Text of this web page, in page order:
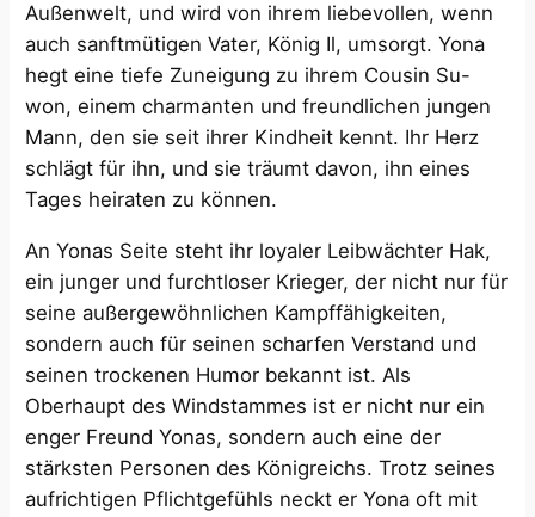
Außenwelt, und wird von ihrem liebevollen, wenn
auch sanftmütigen Vater, König Il, umsorgt. Yona
hegt eine tiefe Zuneigung zu ihrem Cousin Su-
won, einem charmanten und freundlichen jungen
Mann, den sie seit ihrer Kindheit kennt. Ihr Herz
schlägt für ihn, und sie träumt davon, ihn eines
Tages heiraten zu können.
An Yonas Seite steht ihr loyaler Leibwächter Hak,
ein junger und furchtloser Krieger, der nicht nur für
seine außergewöhnlichen Kampffähigkeiten,
sondern auch für seinen scharfen Verstand und
seinen trockenen Humor bekannt ist. Als
Oberhaupt des Windstammes ist er nicht nur ein
enger Freund Yonas, sondern auch eine der
stärksten Personen des Königreichs. Trotz seines
aufrichtigen Pflichtgefühls neckt er Yona oft mit